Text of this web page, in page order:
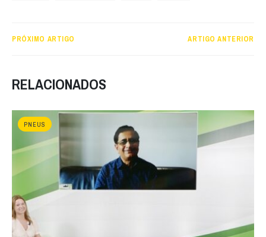
PRÓXIMO ARTIGO ARTIGO ANTERIOR
RELACIONADOS
PNEUS